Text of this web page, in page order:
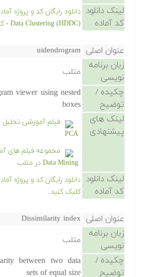
لینک دانلود
کد آماده
Data Clustering (HDDC) - کلیک کنید.
عنوان اصلی uidendrogram
زبان برنامه
نویسی
متلب
چکیده /
توضیح
viewer using nested
boxes
لینک های
پیشنهادی
فیلم آموزشی تحلیل
PCA
مجموعه فیلم های
Data Mining در متلب
لینک دانلود
کد آماده
کلیک کنید.
عنوان اصلی Dissimilarity index
زبان برنامه
نویسی
متلب
چکیده /
توضیح
between two data
sets of equal size